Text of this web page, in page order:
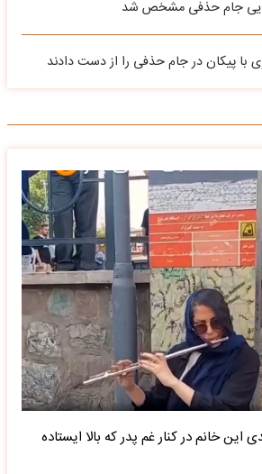
جام حذفی مشخص شد
این خانم در کنار غم پدر که بالا ایستاده